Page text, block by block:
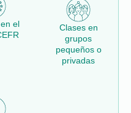
el
Clases en
grupos
pequeños o
privadas